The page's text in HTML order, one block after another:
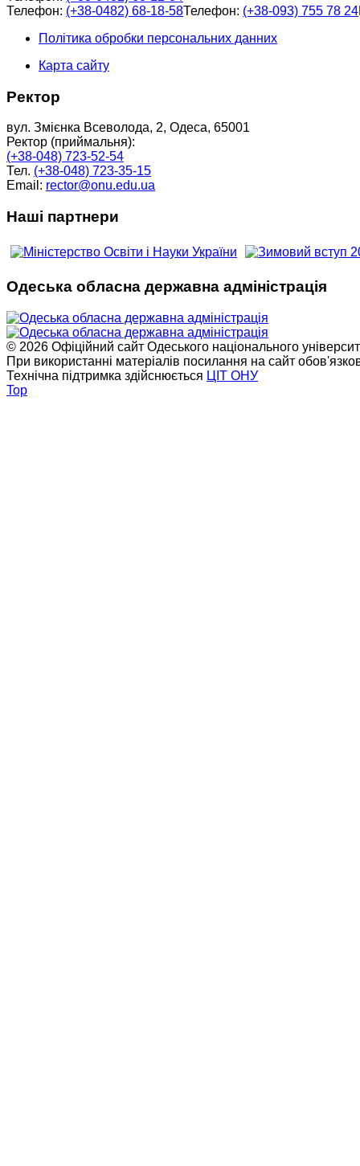
Телефон: (+38-0482) 68-18-58Телефон: (+38-093) 755 78 24
Політика обробки персональних данних
Карта сайту
Ректор
вул. Змієнка Всеволода, 2, Одеса, 65001
Ректор (приймальня):
(+38-048) 723-52-54
Тел. (+38-048) 723-35-15
Email: rector@onu.edu.ua
Наші партнери
Одеська обласна державна адміністрація
© 2026 Офіційний сайт Одеського національного
При використанні матеріалів посилання на сайт
Технічна підтримка здійснюється ЦІТ ОНУ
Top